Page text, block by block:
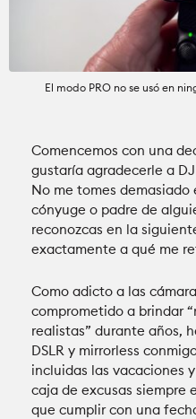
El modo PRO no se usó en
Comencemos con una
gustaría agradecerle a
No me tomes demasiado
cónyuge o padre de
reconozcas en la
exactamente a qué me
Como adicto a las
comprometido a brindar
realistas” durante años,
DSLR y mirrorless
incluidas las vacaciones
caja de excusas siempre
que cumplir con una